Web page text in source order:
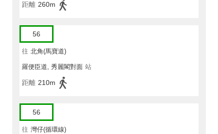
距離 260m
56
往 北角(馬寶道)
羅便臣道, 秀麗閣對面 站
距離 210m
56
往 灣仔(循環線)